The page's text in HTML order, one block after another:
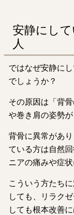
安静にし
人
ではなぜ安静に
でしょうか？
その原因は「背
や巻き肩の姿勢が
背骨に異常があ
ている方は自然
ニアの痛みや症
こういう方たち
しても、リラク
しても根本改善